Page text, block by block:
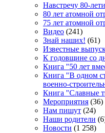
Навстречу 80-
80 лет атомной
75 лет атомной
Видео (241)
Знай наших! (61)
Известные
К годовщине со
Книга "50 лет
Книга "В одном
военно-
Книга "Славные
Мероприятия (36)
Нам пишут (24)
Наши родители
Новости (1 258)